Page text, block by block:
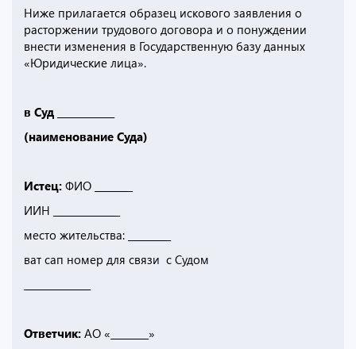
Ниже прилагается образец искового заявления о
расторжении трудового договора и о понуждении
внести изменения в Государственную базу данных
«Юридические лица».
в Суд ____________
(наименование Суда)
Истец: ФИО ________
ИИН ______________
место жительства: _________
ват сап номер для связи с Судом
Ответчик: АО «________»